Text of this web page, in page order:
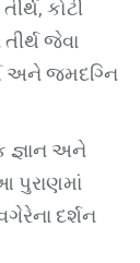
કોટી
જેવા
અને જમદગ્નિ
જ્ઞાન અને
પુરાણમાં
દર્શન